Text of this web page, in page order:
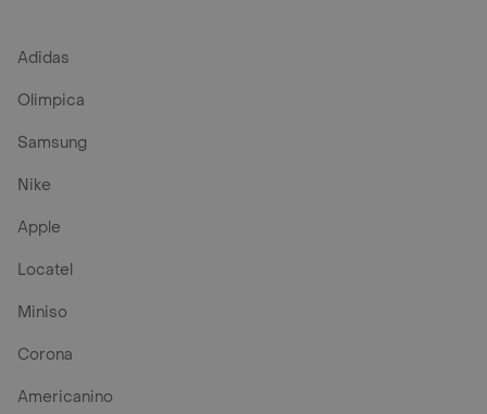
Adidas
Olimpica
Samsung
Nike
Apple
Locatel
Miniso
Corona
Americanino